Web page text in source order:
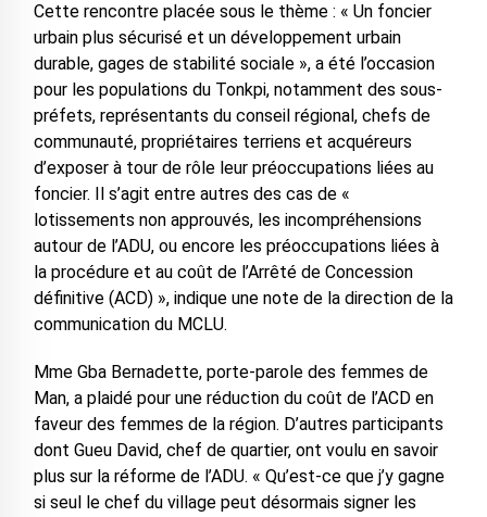
Cette rencontre placée sous le thème : « Un foncier
urbain plus sécurisé et un développement urbain
durable, gages de stabilité sociale », a été l’occasion
pour les populations du Tonkpi, notamment des sous-
préfets, représentants du conseil régional, chefs de
communauté, propriétaires terriens et acquéreurs
d’exposer à tour de rôle leur préoccupations liées au
foncier. Il s’agit entre autres des cas de «
lotissements non approuvés, les incompréhensions
autour de l’ADU, ou encore les préoccupations liées à
la procédure et au coût de l’Arrêté de Concession
définitive (ACD) », indique une note de la direction de la
communication du MCLU.
Mme Gba Bernadette, porte-parole des femmes de
Man, a plaidé pour une réduction du coût de l’ACD en
faveur des femmes de la région. D’autres participants
dont Gueu David, chef de quartier, ont voulu en savoir
plus sur la réforme de l’ADU. « Qu’est-ce que j’y gagne
si seul le chef du village peut désormais signer les